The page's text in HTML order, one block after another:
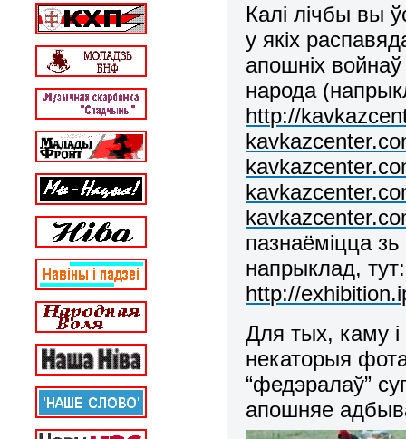
Калі лічбы вы
у якіх
апошніх
народа
http://
пазнаёміцца
напрыклад, тут:
http://
Для тых, каму і
некаторыя
“федэралаў”
апошняе